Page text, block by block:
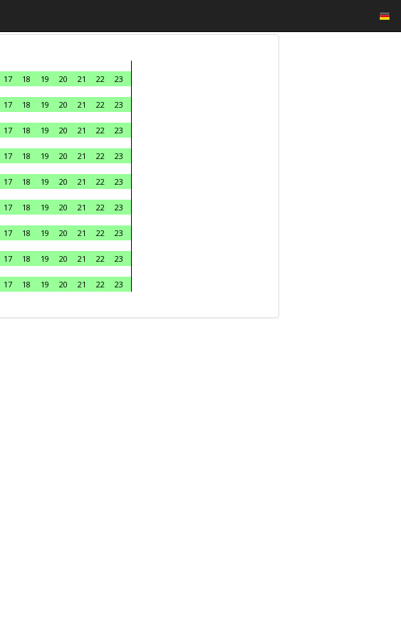
17 18 19 20 21 22
23
17 18 19 20 21 22
23
17 18 19 20 21 22
23
17 18 19 20 21 22
23
17 18 19 20 21 22
23
17 18 19 20 21 22
23
17 18 19 20 21 22
23
17 18 19 20 21 22
23
17 18 19 20 21 22
23